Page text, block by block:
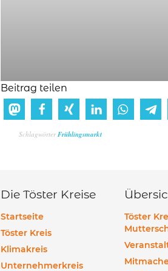
Beitrag teilen
SchlagwörterFrühlingsmarkt
Die Töster Kreise
Startseite
Töster Kreis
Klimakreis
Unternehmerkreis
Töster